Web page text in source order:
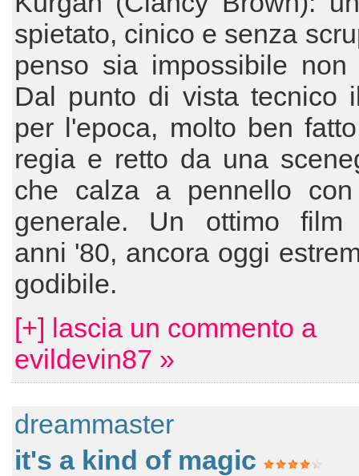
spietato, cinico e senza
penso sia impossibile non
Dal punto di vista tecnico
per l'epoca, molto ben
regia e retto da una
che calza a pennello
generale. Un ottimo film
anni '80, ancora oggi
godibile.
[+] lascia un commento a
evildevin87 »
dreammaster
it's a kind of magic